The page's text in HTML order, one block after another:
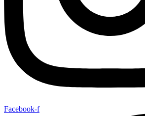
Facebook-f